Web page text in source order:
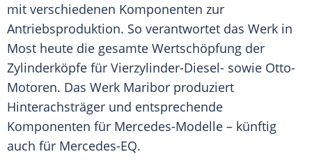
mit verschiedenen Komponenten zur
Antriebsproduktion. So verantwortet das Werk in
Most heute die gesamte Wertschöpfung der
Zylinderköpfe für Vierzylinder-Diesel- sowie Otto-
Motoren. Das Werk Maribor produziert
Hinterachsträger und entsprechende
Komponenten für Mercedes-Modelle – künftig
auch für Mercedes-EQ.